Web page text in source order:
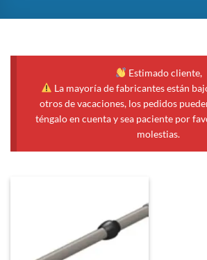
Estimado cliente,
La mayoría de fabricantes están
otros de vacaciones, los pedidos
téngalo en cuenta y sea paciente por
molestias.